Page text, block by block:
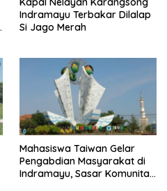
Indramayu Terbakar Dilalap
Si Jago Merah
Mahasiswa Taiwan Gelar
Pengabdian Masyarakat di
Indramayu, Sasar Komunitas